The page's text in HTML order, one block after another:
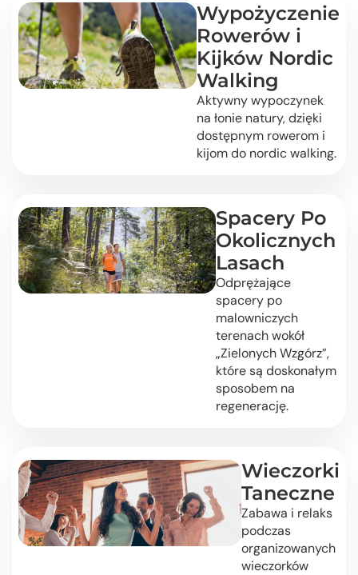
Wypożyczenie
Rowerów i
Kijków Nordic
Walking
Aktywny wypoczynek
na łonie natury, dzięki
dostępnym rowerom i
kijom do nordic walking.
Spacery Po
Okolicznych
Lasach
Odprężające
spacery po
malowniczych
terenach wokół
„Zielonych Wzgórz”,
które są doskonałym
sposobem na
regenerację.
Wieczorki
Taneczne
Zabawa i relaks
podczas
organizowanych
wieczorków